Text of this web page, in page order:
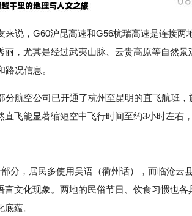
来说，G60沪昆高速和G56杭瑞高速是连接两
，尤其是经过武夷山脉、云贵高原等自然
况信息。
分航空公司已开通了杭州至昆明的直飞航班
飞能显著缩短空中飞行时间至约3小时左右
分，居民多使用吴语（衢州话），而临沧云
文化现象。两地的民俗节日、饮食习惯也
蕴。